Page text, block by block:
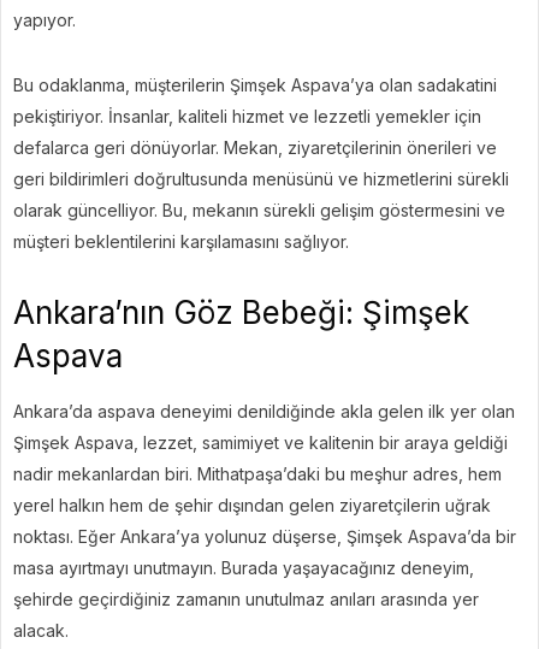
yapıyor.
Bu odaklanma, müşterilerin Şimşek Aspava’ya olan sadakatini
pekiştiriyor. İnsanlar, kaliteli hizmet ve lezzetli yemekler için
defalarca geri dönüyorlar. Mekan, ziyaretçilerinin önerileri ve
geri bildirimleri doğrultusunda menüsünü ve hizmetlerini sürekli
olarak güncelliyor. Bu, mekanın sürekli gelişim göstermesini ve
müşteri beklentilerini karşılamasını sağlıyor.
Ankara’nın Göz Bebeği: Şimşek
Aspava
Ankara’da aspava deneyimi denildiğinde akla gelen ilk yer olan
Şimşek Aspava, lezzet, samimiyet ve kalitenin bir araya geldiği
nadir mekanlardan biri. Mithatpaşa’daki bu meşhur adres, hem
yerel halkın hem de şehir dışından gelen ziyaretçilerin uğrak
noktası. Eğer Ankara’ya yolunuz düşerse, Şimşek Aspava’da bir
masa ayırtmayı unutmayın. Burada yaşayacağınız deneyim,
şehirde geçirdiğiniz zamanın unutulmaz anıları arasında yer
alacak.